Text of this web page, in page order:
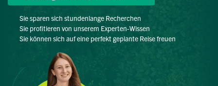
Sie sparen sich stundenlange Recherchen
Sie profitieren von unserem Experten-Wissen
Sie können sich auf eine perfekt geplante Reise freuen